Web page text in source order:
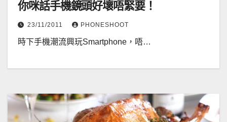
你咪話手機鏡頭好壞唔緊要！
23/11/2011 PHONESHOOT
時下手機潮流興玩Smartphone，唔…